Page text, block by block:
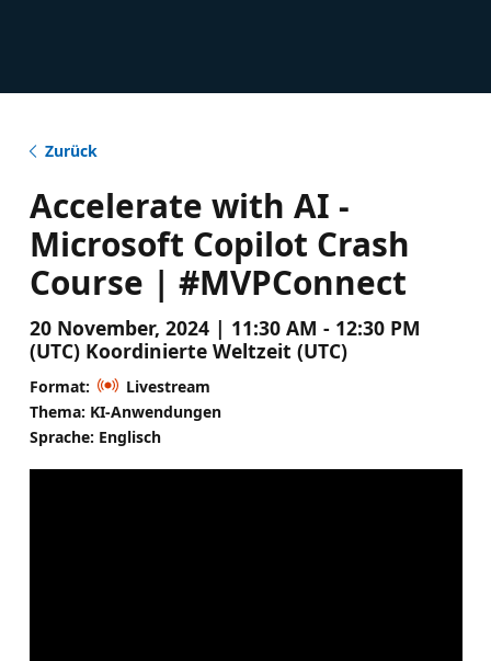
Zurück
Accelerate with AI -
Microsoft Copilot Crash
Course | #MVPConnect
20 November, 2024 | 11:30 AM - 12:30 PM
(UTC) Koordinierte Weltzeit (UTC)
Format:
Livestream
Thema: KI-Anwendungen
Sprache: Englisch